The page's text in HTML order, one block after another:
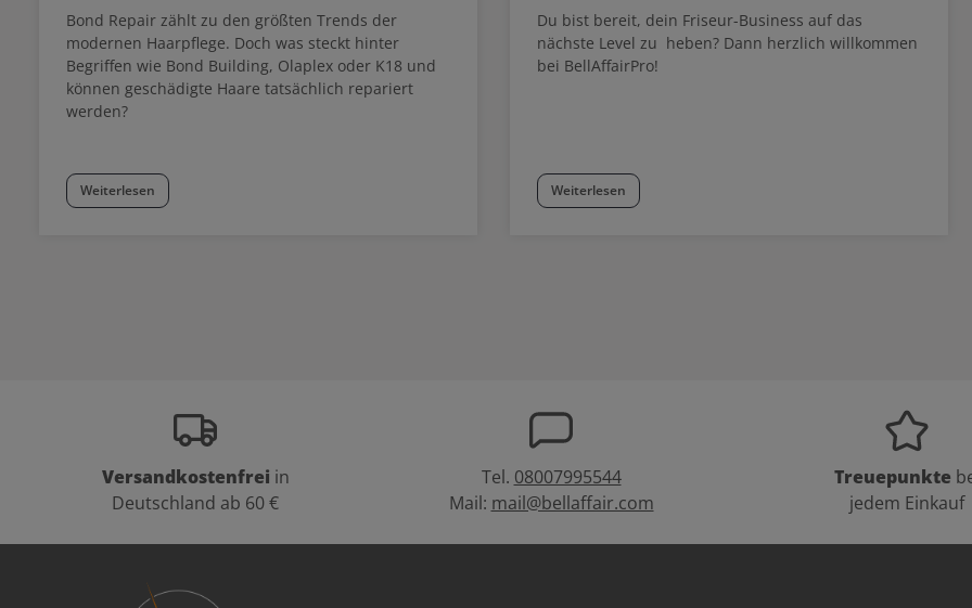
Bond Repair zählt zu den größten Trends der
modernen Haarpflege. Doch was steckt hinter
Begriffen wie Bond Building, Olaplex oder K18 und
können geschädigte Haare tatsächlich repariert
werden?
Weiterlesen
Du bist bereit, dein Friseur-Business auf das
nächste Level zu heben? Dann herzlich willkommen
bei BellAffairPro!
Weiterlesen
Versandkostenfrei in
Deutschland ab 60 €
Tel. 08007995544
Mail: mail@bellaffair.com
Treuepunkte
jedem Einkauf